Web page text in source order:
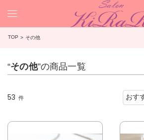
TOP その他
“その他”の商品一覧
53 件